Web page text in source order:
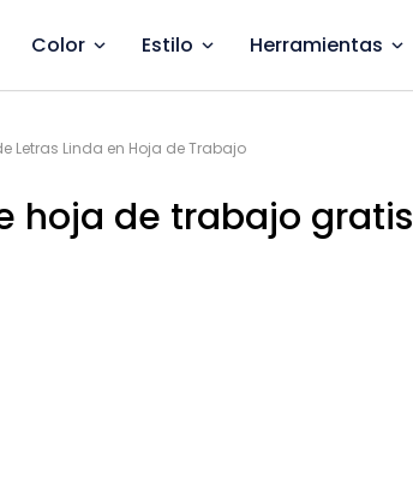
Color Estilo Herramientas
Letras Linda en Hoja de Trabajo
hoja de trabajo gratis